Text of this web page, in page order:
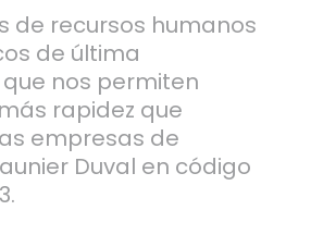
de recursos humanos
de última
nos permiten
rapidez que
empresas de
Duval en código